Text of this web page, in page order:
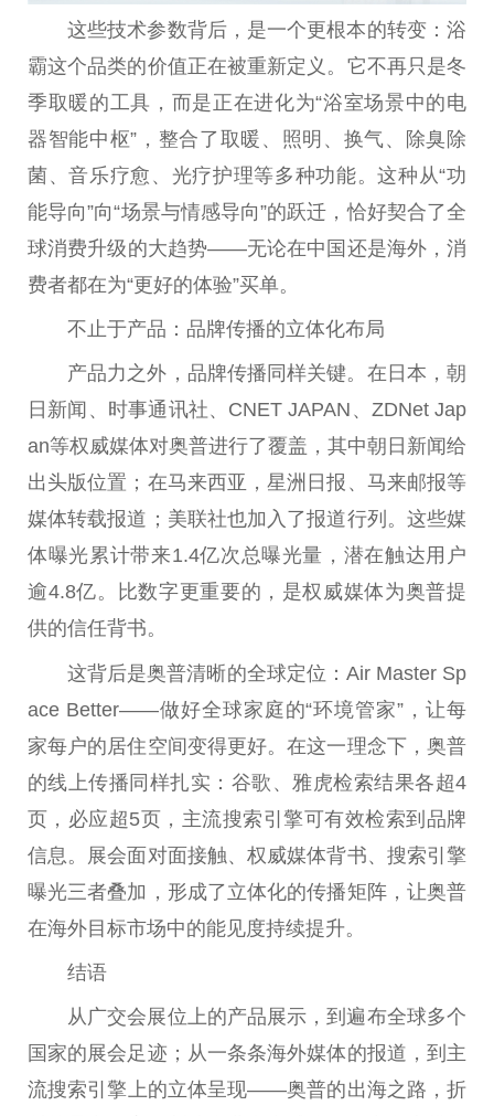
这些技术参数背后，是一个更根本的转变：浴
霸这个品类的价值正在被重新定义。它不再只是冬
季取暖的工具，而是正在进化为“浴室场景中的电
器智能中枢”，整合了取暖、照明、换气、除臭除
菌、音乐疗愈、光疗护理等多种功能。这种从“功
能导向”向“场景与情感导向”的跃迁，恰好契合了全
球消费升级的大趋势——无论在中国 还是海外，消
费者都在为“更好的体验”买单。
不止于产品：品牌传播的立体化布局
产品力之外，品牌传播同样关键。在日本，朝
日新闻、时事通讯社、CNET JAPAN、ZDNet Jap
an等权威媒体对奥普进行了覆盖，其中朝日新闻给
出头版位置；在马来西亚，星洲日报、马来邮报等
媒体转载报道；美联社也加入了报道行列。这些媒
体曝光累计带来1.4亿次总曝光量，潜在触达用户
逾4.8亿。比数字更重要的，是权威媒体为奥普提
供的信任背书。
这背后是奥普清晰的全球定位：Air Master Sp
ace Better——做好全球家庭的“环境管家”，让每
家每户的居住空间变得更好。在这一理念下，奥普
的线上传播同样扎实：谷歌、雅虎检索结果各超4
页，必应超5页，主流搜索引擎可有效检索到品牌
信息。展会面对面接触、权威媒体背书、搜索引擎
曝光三者叠加，形成了立体化的传播矩阵，让奥普
在海外目标市场中的能见度持续提升。
结语
从广交会展位上的产品展示，到遍布全球多个
国家的展会足迹；从一条条海外媒体的报道，到主
流搜索引擎上的立体呈现——奥普的出海之路 ，折